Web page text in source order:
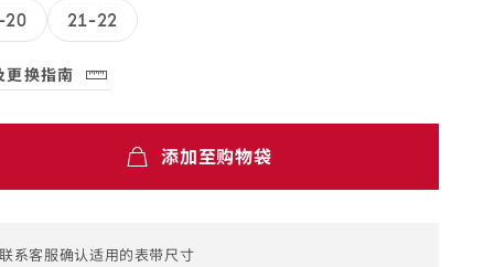
20 21-22
更换指南
添加至购物袋
系客服确认适用的表带尺寸